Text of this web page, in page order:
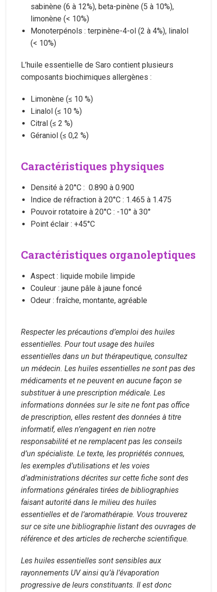
sabinène (6 à 12%), beta-pinène (5 à 10%),
limonène (< 10%)
Monoterpénols : terpinène-4-ol (2 à 4%), linalol
(< 10%)
L’huile essentielle de Saro contient plusieurs
composants biochimiques allergènes :
Limonène (≤ 10 %)
Linalol (≤ 10 %)
Citral (≤ 2 %)
Géraniol (≤ 0,2 %)
Caractéristiques physiques
Densité à 20°C : 0.890 à 0.900
Indice de réfraction à 20°C : 1.465 à 1.475
Pouvoir rotatoire à 20°C : -10° à 30°
Point éclair : +45°C
Caractéristiques organoleptiques
Aspect : liquide mobile limpide
Couleur : jaune pâle à jaune foncé
Odeur : fraîche, montante, agréable
Respecter les précautions d’emploi des huiles
essentielles. Pour tout usage des huiles
essentielles dans un but thérapeutique, consultez
un médecin. Les huiles essentielles ne sont pas des
médicaments et ne peuvent en aucune façon se
substituer à une prescription médicale. Les
informations données sur le site ne font pas office
de prescription, elles restent des données à titre
informatif, elles n’engagent en rien notre
responsabilité et ne remplacent pas les conseils
d’un spécialiste. Le texte, les propriétés connues,
les exemples d’utilisations et les voies
d’administrations décrites sur cette fiche sont des
informations générales tirées de bibliographies
faisant autorité dans le milieu des huiles
essentielles et de l’aromathérapie. Vous trouverez
sur ce site une bibliographie listant des ouvrages de
référence et des articles de recherche scientifique.
Les huiles essentielles sont sensibles aux
rayonnements UV ainsi qu’à l’évaporation
progressive de leurs constituants. Il est donc